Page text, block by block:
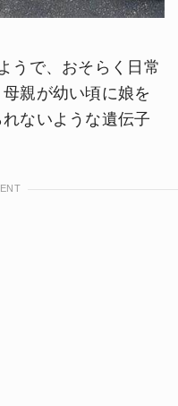
うで、おそらく日常
親が幼い頃に娘を
ないような遺伝子